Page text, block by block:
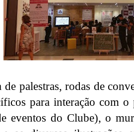
de palestras, rodas de
para interação com
eventos do Clube), o